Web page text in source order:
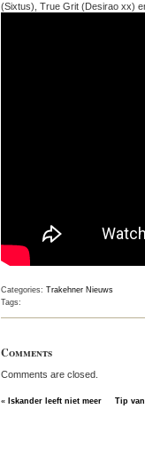
(Sixtus), True Grit (Desirao xx)
Categories: Trakehner Nieuws
Tags:
Comments
Comments are closed.
« Iskander leeft niet meer Tip